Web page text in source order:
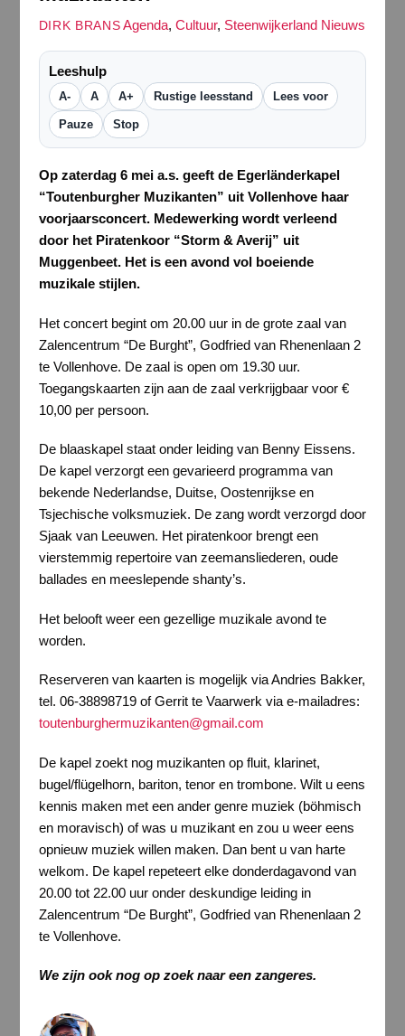
DIRK BRANS Agenda,Cultuur, Steenwijkerland Nieuws
Leeshulp
A- A A+ Rustige leesstand Lees voor
Pauze Stop
Op zaterdag 6 mei a.s. geeft de Egerländerkapel
“Toutenburgher Muzikanten” uit Vollenhove haar
voorjaarsconcert. Medewerking wordt verleend
door het Piratenkoor “Storm & Averij” uit
Muggenbeet. Het is een avond vol boeiende
muzikale stijlen.
Het concert begint om 20.00 uur in de grote zaal van
Zalencentrum “De Burght”, Godfried van Rhenenlaan 2
te Vollenhove. De zaal is open om 19.30 uur.
Toegangskaarten zijn aan de zaal verkrijgbaar voor €
10,00 per persoon.
De blaaskapel staat onder leiding van Benny Eissens.
De kapel verzorgt een gevarieerd programma van
bekende Nederlandse, Duitse, Oostenrijkse en
Tsjechische volksmuziek. De zang wordt verzorgd door
Sjaak van Leeuwen. Het piratenkoor brengt een
vierstemmig repertoire van zeemansliederen, oude
ballades en meeslepende shanty’s.
Het belooft weer een gezellige muzikale avond te
worden.
Reserveren van kaarten is mogelijk via Andries Bakker,
tel. 06-38898719 of Gerrit te Vaarwerk via e-mailadres:
toutenburghermuzikanten@gmail.com
De kapel zoekt nog muzikanten op fluit, klarinet,
bugel/flügelhorn, bariton, tenor en trombone. Wilt u eens
kennis maken met een ander genre muziek (böhmisch
en moravisch) of was u muzikant en zou u weer eens
opnieuw muziek willen maken. Dan bent u van harte
welkom. De kapel repeteert elke donderdagavond van
20.00 tot 22.00 uur onder deskundige leiding in
Zalencentrum “De Burght”, Godfried van Rhenenlaan 2
te Vollenhove.
We zijn ook nog op zoek naar een zangeres.